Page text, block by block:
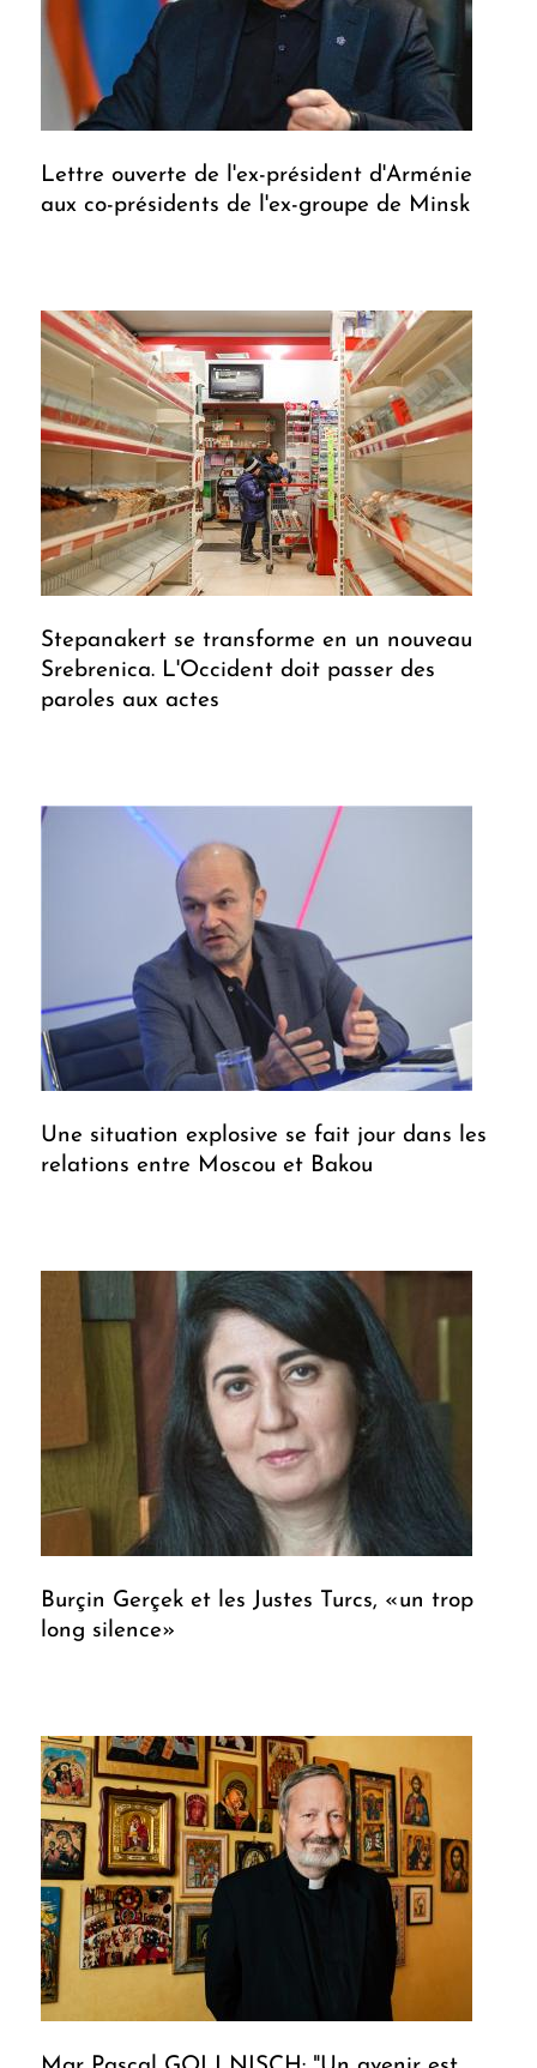
Lettre ouverte de l'ex-président d'Arménie
aux co-présidents de l'ex-groupe de Minsk
Stepanakert se transforme en un nouveau
Srebrenica. L'Occident doit passer des
paroles aux actes
Une situation explosive se fait jour dans les
relations entre Moscou et Bakou
Burçin Gerçek et les Justes Turcs, «un trop
long silence»